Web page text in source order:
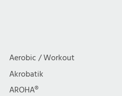
Aerobic / Workout
Akrobatik
AROHA®